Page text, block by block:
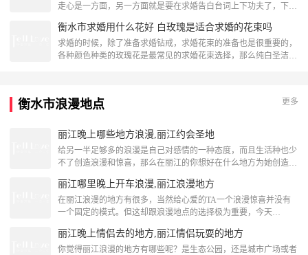
场的大屏幕，整个球场的人都会看到你跪在她的面前，给她戴上一
走心是一方面，另一方面就是要在求婚告白台词上下功夫了，下面
心。求婚告白一我是一个很幸运的人，这辈子能够遇见你是我人生
最大的幸运，虽然我不是一个善于表达的人，但是我有一颗真诚爱
你的心，不管以后顺境还是逆境，我都会一直陪着你，我渴望和你
衡水市求婚用什么花好 白玫瑰是适合求婚的花束吗
求婚的时候，除了准备求婚钻戒，求婚花束的准备也是很重要的，
各种颜色种类的玫瑰花是最常见的求婚花束选择，那么纯白圣洁的
情也是简单、纯粹的，而且象征你们是天造地设的一对，这个花语
衡水市浪漫地点 更多
丽江晚上哪些地方浪漫,丽江约会圣地
给另一半足够多的浪漫是自己对感情的一种态度，而且生活种也少
不了创造浪漫和惊喜，那么在丽江的你想好在什么地方为她创造一
江约会圣地的内容分享吧！丽江约会圣地官门口官门口是丽江木氏
土司所建， 是古城旅游商品的集散地，2009年丽江市为了旅游开
发，把“关门口”改为“官门口”[attach]145837[/attach]丽江晚上哪些地
丽江哪里晚上开车浪漫,丽江浪漫地方
在丽江浪漫的地方有很多，当然给心爱的TA一个浪漫惊喜并没有
一个固定的模式。但这却跟浪漫地点的选择极为重要，今天
容，我们一起来看看吧！丽江哪里晚上开车浪漫名人蜡像馆丽江世
界名人蜡像馆位于丽江古城玉河广场，是云南省内首家蜡像馆。馆
丽江晚上情侣去的地方,丽江情侣玩耍的地方
你觉得丽江浪漫的地方有哪些呢？是生态公园，还是城市广场或者